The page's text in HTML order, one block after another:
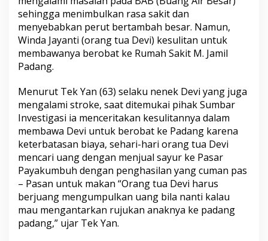
n
,
D
e
v
n
a
k
Y
a
t
m
D
a
r
i
W
sehingga menimbulkan rasa sakit dan
menyebabkan perut bertambah besar. Namun,
Winda Jayanti (orang tua Devi) kesulitan untuk
membawanya berobat ke Rumah Sakit M. Jamil
Padang.
Menurut Tek Yan (63) selaku nenek Devi yang juga
mengalami stroke, saat ditemukai pihak Sumbar
Investigasi ia menceritakan kesulitannya dalam
membawa Devi untuk berobat ke Padang karena
keterbatasan biaya, sehari-hari orang tua Devi
mencari uang dengan menjual sayur ke Pasar
Payakumbuh dengan penghasilan yang cuman pas
– Pasan untuk makan “Orang tua Devi harus
berjuang mengumpulkan uang bila nanti kalau
mau mengantarkan rujukan anaknya ke padang
padang,” ujar Tek Yan.